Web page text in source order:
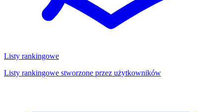
Listy rankingowe
Listy rankingowe stworzone przez użytkowników